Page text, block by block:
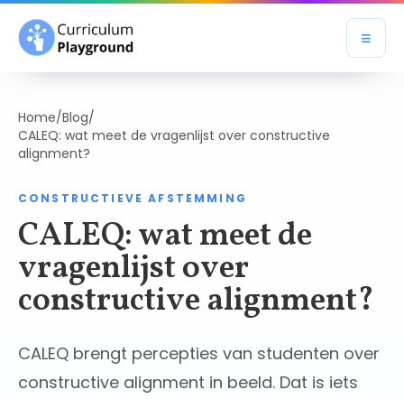
≡
Home/Blog/
CALEQ: wat meet de vragenlijst over constructive
alignment?
CONSTRUCTIEVE AFSTEMMING
CALEQ: wat meet de
vragenlijst over
constructive alignment?
CALEQ brengt percepties van studenten over
constructive alignment in beeld. Dat is iets